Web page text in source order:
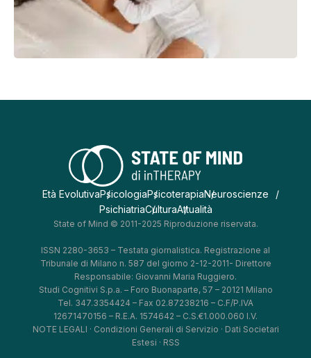
Età EvolutivaPsicologiaPsicoterapiaNeuroscienze
PsichiatriaCulturaAttualità
State of Mind © 2011-2025 Riproduzione riservata.
ISSN 2280-3653 – Testata giornalistica. Registrazione al
Tribunale di Milano n. 587 del giorno 2-12-2011- Direttore
Responsabile: Giovanni Maria Ruggiero.
Studi Cognitivi S.p.a. – Foro Buonaparte, 57 – 20121 Milano
Tel. 347.3354424 – Fax 02.87238216 – C.F/P.IVA
12671470156 – R.E.A. 1574642 – C.S.€1.000.060 I.V.
NOTE LEGALI · Condizioni Generali di Servizio · Dati Societari
Estesi · RSS